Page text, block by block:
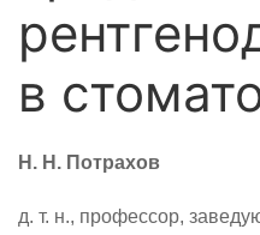
в
Н. Н. Потрахов
д. т. н., профессор,